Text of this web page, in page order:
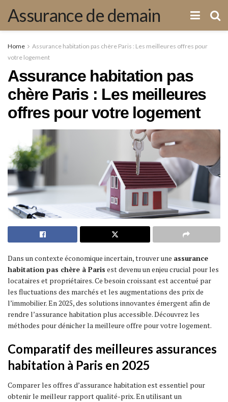
Assurance de demain
Home
Assurance habitation pas chère Paris : Les meilleures offres pour
votre logement
Assurance habitation pas
chère Paris : Les meilleures
offres pour votre logement
Dans un contexte économique incertain, trouver une assurance
habitation pas chère à Paris est devenu un enjeu crucial pour les
locataires et propriétaires. Ce besoin croissant est accentué par
les fluctuations des marchés et les augmentations des prix de
l’immobilier. En 2025, des solutions innovantes émergent afin de
rendre l’assurance habitation plus accessible. Découvrez les
méthodes pour dénicher la meilleure offre pour votre logement.
Comparatif des meilleures assurances
habitation à Paris en 2025
Comparer les offres d’assurance habitation est essentiel pour
obtenir le meilleur rapport qualité-prix. En utilisant un